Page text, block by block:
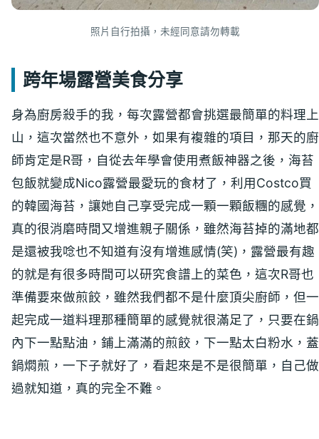
照片自行拍攝，未經同意請勿轉載
跨年場露營美食分享
身為廚房殺手的我，每次露營都會挑選最簡單的料理上
山，這次當然也不意外，如果有複雜的項目，那天的廚
師肯定是R哥，自從去年學會使用煮飯神器之後，海苔
包飯就變成Nico露營最愛玩的食材了，利用Costco買
的韓國海苔，讓她自己享受完成一顆一顆飯糰的感覺，
真的很消磨時間又增進親子關係，雖然海苔掉的滿地都
是還被我唸也不知道有沒有增進感情(笑)，露營最有趣
的就是有很多時間可以研究食譜上的菜色，這次R哥也
準備要來做煎餃，雖然我們都不是什麼頂尖廚師，但一
起完成一道料理那種簡單的感覺就很滿足了，只要在鍋
內下一點點油，鋪上滿滿的煎餃，下一點太白粉水，蓋
鍋燜煎，一下子就好了，看起來是不是很簡單，自己做
過就知道，真的完全不難。